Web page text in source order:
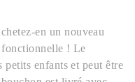
en un nouveau
! Le
enfants et peut être